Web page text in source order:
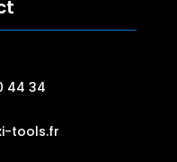
44 34
tools.fr